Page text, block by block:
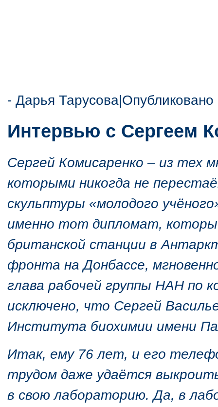
- Дарья Тарусова
Интервью с Сергеем
Сергей Комисаренко – из тех
которыми никогда не
скульптуры «молодого
именно тот дипломат,
британской станции в
фронта на Донбассе,
глава рабочей группы НАН по
исключено, что Сергей
Института биохимии имени
Итак, ему 76 лет, и его
трудом даже удаётся
в свою лабораторию. Да, в